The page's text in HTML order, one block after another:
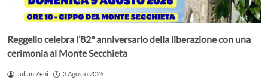
Reggello celebra l’82° anniversario della liberazione con una
cerimonia al Monte Secchieta
Julian Zeni 3 Agosto 2026